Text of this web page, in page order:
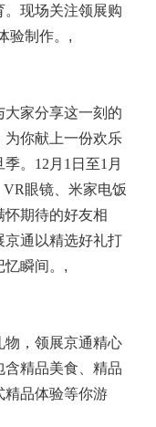
现场关注领展购
验制作。 ,
家分享这一刻的
为你献上一份欢乐
。 12 月 1 日至1 月
VR 眼镜、米家电饭
怀期待的好友相
京通以精选好礼打
瞬间。 ,
物，领展京通精心
精品美食、精品
精品体验等你游